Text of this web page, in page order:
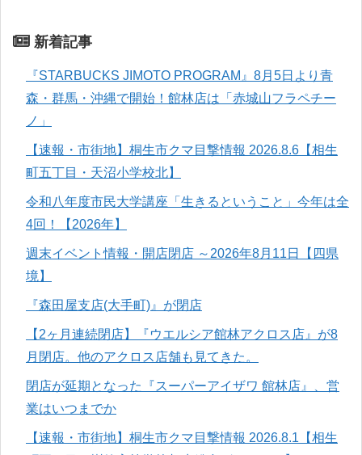
新着記事
『STARBUCKS JIMOTO PROGRAM』8月5日より青
森・群馬・沖縄で開始！館林店は「赤城山フラペチー
ノ」
【速報・市街地】桐生市クマ目撃情報 2026.8.6【相生
町五丁目・天沼小学校北】
令和八年度市民大学講座「生きるということ」今年は全
4回！【2026年】
週末イベント情報・開店閉店 ～2026年8月11日【四県
境】
『森田屋支店(大手町)』が閉店
【2ヶ月連続閉店】『ウエルシア館林アクロス店』が8
月閉店。他のアクロス店舗も見てきた。
閉店が延期となった『スーパーアイザワ 館林店』、営
業はいつまでか
【速報・市街地】桐生市クマ目撃情報 2026.8.1【相生